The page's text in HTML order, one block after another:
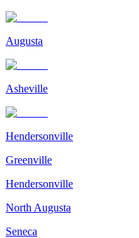
Augusta
Asheville
Hendersonville
Greenville
Hendersonville
North Augusta
Seneca